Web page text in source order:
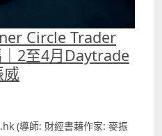
Circle Trader
2至4月Daytrade
威
(導師: 財經書藉作家: 麥振